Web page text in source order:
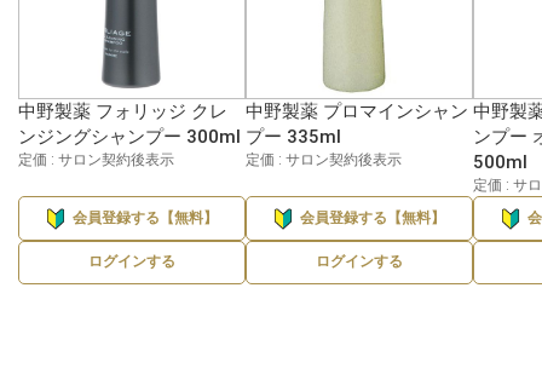
中野製薬 フォリッジ クレ
ンジングシャンプー 300ml
定価 : サロン契約後表示
会員登録する【無料】
ログインする
中野製薬 プロマインシャン
プー 335ml
定価 : サロン契約後表示
会員登録する【無料】
ログインする
中野製
ンプー
500ml
定価 : サ